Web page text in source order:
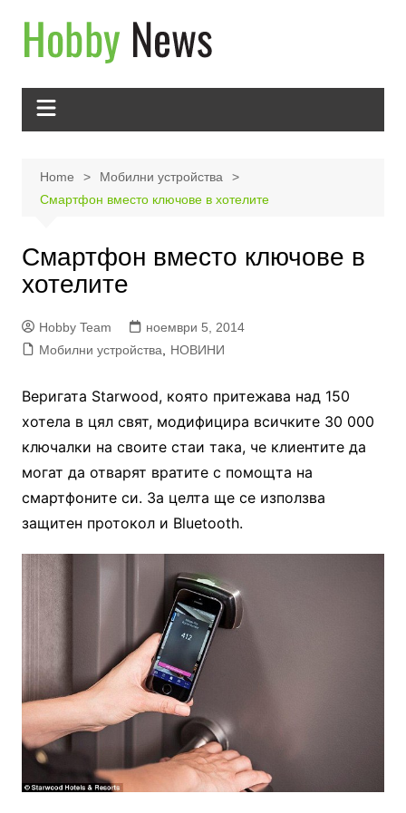
content
Home
Мобилни устройства
Смартфон вместо ключове в хотелите
Смартфон вместо ключове в
хотелите
Hobby Team
ноември 5, 2014
Мобилни устройства
НОВИНИ
Веригата Starwood, която притежава над 150
хотела в цял свят, модифицира всичките 30 000
ключалки на своите стаи така, че клиентите да
могат да отварят вратите с помощта на
смартфоните си. За целта ще се използва
защитен протокол и Bluetooth.